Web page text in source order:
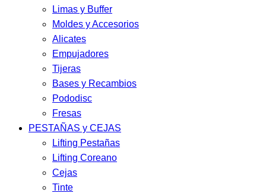
Limas y Buffer
Moldes y Accesorios
Alicates
Empujadores
Tijeras
Bases y Recambios
Pododisc
Fresas
PESTAÑAS y CEJAS
Lifting Pestañas
Lifting Coreano
Cejas
Tinte